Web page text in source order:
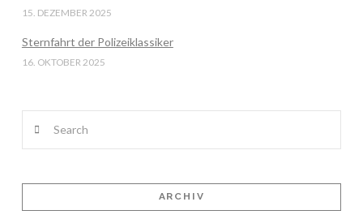
15. DEZEMBER 2025
Sternfahrt der Polizeiklassiker
16. OKTOBER 2025
ARCHIV